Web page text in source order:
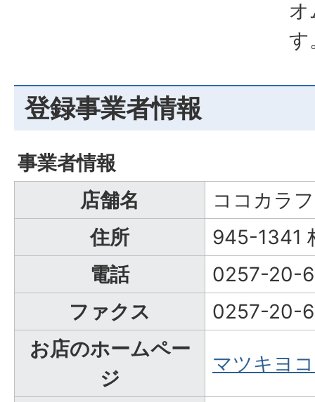
オ
す
登録事業者情報
事業者情報
店舗名
ココカラ
住所
945-1341
電話
0257-20-
ファクス
0257-20-
お店のホームペー
ジ
マツキヨ